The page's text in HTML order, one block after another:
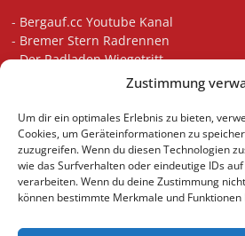
Zustimmung
Um dir ein optimales Erlebnis zu bieten,
Cookies, um Geräteinformationen zu
zuzugreifen. Wenn du diesen Technologien
wie das Surfverhalten oder eindeutige IDs
verarbeiten. Wenn du deine Zustimmung
können bestimmte Merkmale und
- Bergauf.cc Youtube Kanal
- Bremer Stern Radrennen
-Der Radladen Wiegetritt
Bikefitting in Bremen
-Unsere Touren auf Komoot
-Indoor Cycling Motivation Playlist